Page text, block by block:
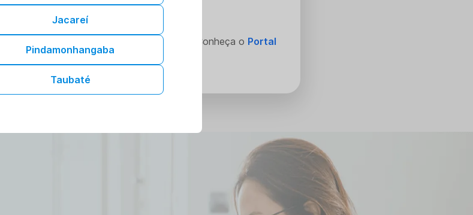
resultados sem sair de casa
dos seus exames onde e quando quiser. Conheça o Portal
Jacareí
Pindamonhangaba
Taubaté